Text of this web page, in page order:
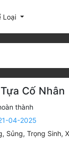
Loại
Cố Nhân
thành
04-2025
, Sủng, Trọng Sinh,